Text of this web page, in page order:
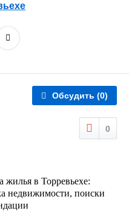
Обсудить (0)
0
жилья в Торревьехе:
недвижимости, поиски